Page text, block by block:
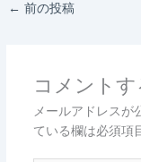
← 前の投稿
コメントす
メールアドレスが
ている欄は必須項